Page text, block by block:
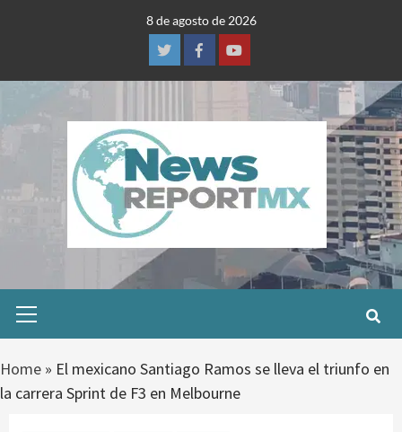
8 de agosto de 2026
TwitterFacebookYoutube
Menu
Home » El mexicano Santiago Ramos se lleva el triunfo en
la carrera Sprint de F3 en Melbourne